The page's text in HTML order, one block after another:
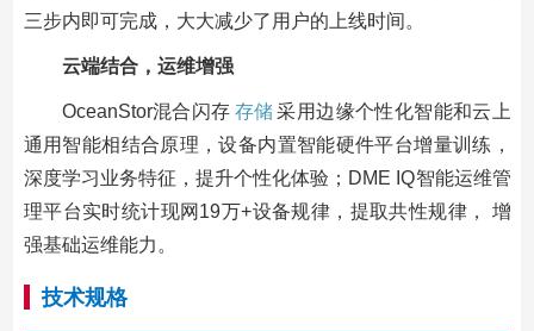
三步内即可完成，大大减少了用户的上线时间。
云端结合，运维增强
OceanStor混合闪存 存储 采用边缘个性化智能和云上
通用智能相结合原理，设备内置智能硬件平台增量训练，
深度学习业务特征，提升个性化体验；DME IQ智能运维管
理平台实时统计现网19万+设备规律，提取共性规律， 增
强基础运维能力。
技术规格